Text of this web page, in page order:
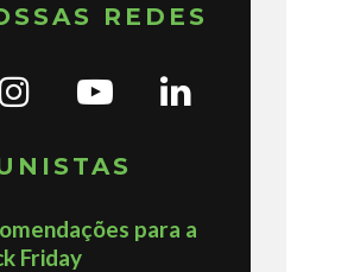
REDES
para a
Friday